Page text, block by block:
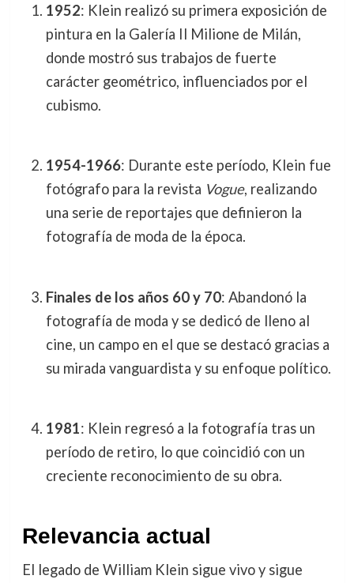
1952: Klein realizó su primera exposición de
pintura en la Galería Il Milione de Milán,
donde mostró sus trabajos de fuerte
carácter geométrico, influenciados por el
cubismo.
1954-1966: Durante este período, Klein fue
fotógrafo para la revista Vogue, realizando
una serie de reportajes que definieron la
fotografía de moda de la época.
Finales de los años 60 y 70: Abandonó la
fotografía de moda y se dedicó de lleno al
cine, un campo en el que se destacó gracias a
su mirada vanguardista y su enfoque político.
1981: Klein regresó a la fotografía tras un
período de retiro, lo que coincidió con un
creciente reconocimiento de su obra.
Relevancia actual
El legado de William Klein sigue vivo y sigue